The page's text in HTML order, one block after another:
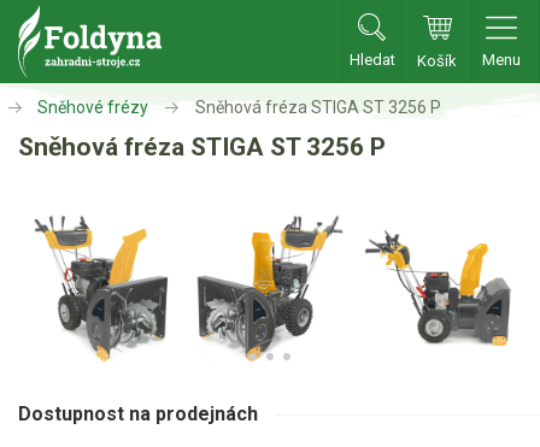
Hledat Košík Menu
Zahradní traktory
Aku traktory
Příslušenství
Sekačky
Benzínové sekačky
Sněhové frézy Sněhová fréza STIGA ST 3256 P
Sněhová fréza STIGA ST 3256 P
Dostupnost na prodejnách